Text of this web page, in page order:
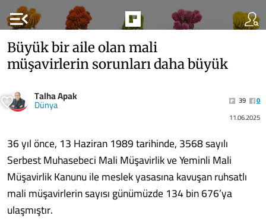
menu_open
Büyük bir aile olan mali
müşavirlerin sorunları daha büyük
Talha Apak
Dünya 39
0
11.06.2025
36 yıl önce, 13 Haziran 1989 ta­rihinde, 3568 sayılı
Serbest Muhasebeci Mali Müşavirlik ve Yeminli Mali
Müşavirlik Kanunu ile meslek yasasına kavuşan ruh­satlı
mali müşavirlerin sayısı gü­nümüzde 134 bin 676’ya
ulaşmış­tır.